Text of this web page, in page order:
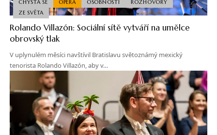
CHYSTÁ SE OPERA OSOBNOSTI
ROZHOVORY
ZE SVĚTA
Rolando Villazón: Sociální sítě vytváří na umělce
obrovský tlak
V uplynulém měsíci navštívil Bratislavu světoznámý mexický
tenorista Rolando Villazón, aby v…